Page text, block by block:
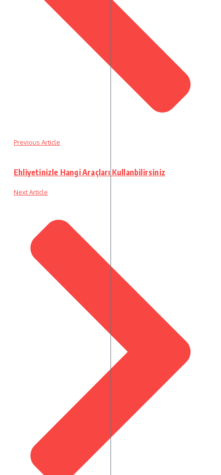
Previous Article
Ehliyetinizle Hangi Araçları Kullanbilirsiniz
Next Article